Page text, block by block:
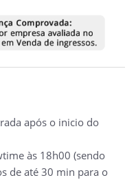
após o inicio do
às 18h00 (sendo
de até 30 min para o